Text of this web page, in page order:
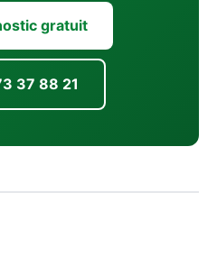
gratuit
37 88 21